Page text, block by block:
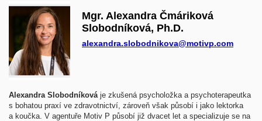
Mgr. Alexandra Čmáriková
Slobodníková, Ph.D.
alexandra.slobodnikova@motivp.com
Alexandra Slobodníková je zkušená psycholožka a psychoterapeutka
s bohatou praxí ve zdravotnictví, zároveň však působí i jako lektorka
a koučka. V agentuře Motiv P působí již dvacet let a specializuje se na